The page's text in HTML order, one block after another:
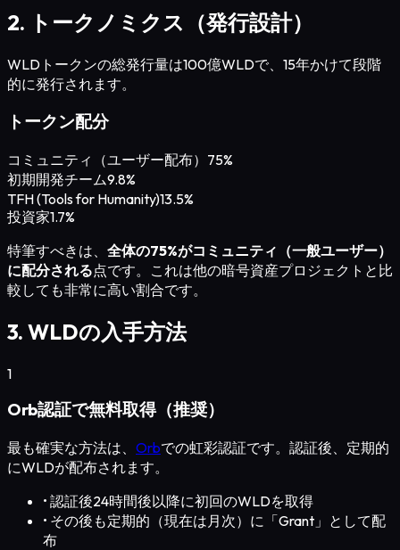
2. トークノミクス（発行設計）
WLDトークンの総発行量は100億WLDで、15年かけて段階
的に発行されます。
トークン配分
コミュニティ（ユーザー配布） 75%
初期開発チーム9.8%
TFH (Tools for Humanity)13.5%
投資家1.7%
特筆すべきは、 全体の75%がコミュニティ（一般ユーザー）
に配分される点です。これは他の暗号資産プロジェクトと比
較しても非常に高い割合です。
3. WLDの入手方法
1
Orb認証で無料取得（推奨）
最も確実な方法は、 Orbでの虹彩認証です。認証後、定期的
にWLDが配布されます。
• 認証後24時間後以降に初回のWLDを取得
• その後も定期的（現在は月次）に「Grant」として配
布